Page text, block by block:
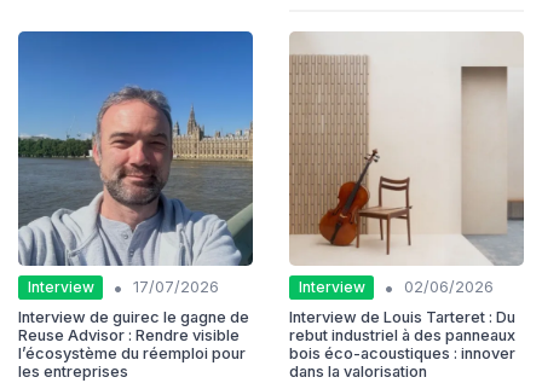
Interview •
17/07/2026
Interview de guirec le gagne de
Reuse Advisor : Rendre visible
l’écosystème du réemploi pour
les entreprises
Interview •
02/06/2026
Interview de Louis Tarteret : Du
rebut industriel à des panneaux
bois éco-acoustiques : innover
dans la valorisation